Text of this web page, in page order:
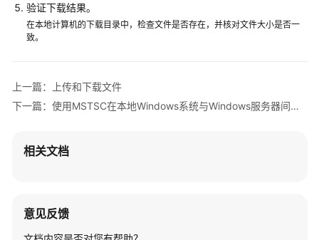
Windows
主
FTP
上
件
服
务
验证下载结果。
在本地计算机的下载目录中，检查文件是否存在，并核对文件大小是否一
致。
上一篇：上传和下载文件
下一篇：使用MSTSC在本地Windows系统与Windows服务器间传输文件
相关文档
意见反馈